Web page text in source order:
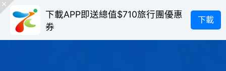
下載APP即送總值$710旅行團優惠
券
下載